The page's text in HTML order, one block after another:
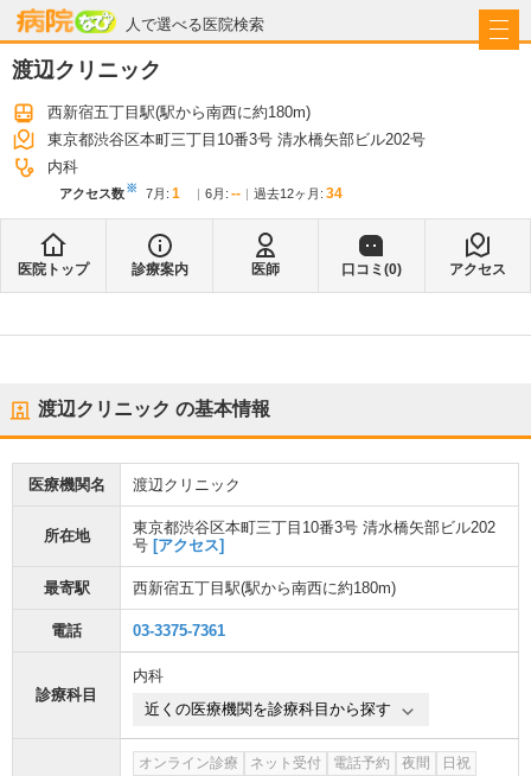
人で選べる医院検索
病院なび
渡辺クリニック
西新宿五丁目駅(駅から南西に約180m)
東京都渋谷区本町三丁目10番3号 清水橋矢部ビル202号
内科
アクセス数※ 7月 : 1 6月 : -- 過去12ヶ月: 34
医院トップ 診療案内 医師 口コミ(0) アクセス
渡辺クリニック の基本情報
医療機関名 渡辺クリニック
所在地
東京都渋谷区本町三丁目10番3号 清水橋矢部ビル202
号 [アクセス]
最寄駅 西新宿五丁目駅(駅から南西に約180m)
電話 03-3375-7361
診療科目
内科
近くの医療機関を診療科目から探す
オンライン診療 ネット受付 電話予約 夜間
日祝